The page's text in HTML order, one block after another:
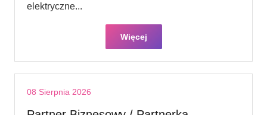
elektryczne...
Więcej
08 Sierpnia 2026